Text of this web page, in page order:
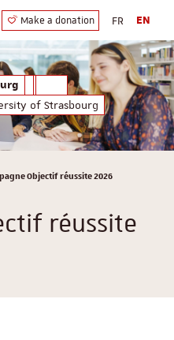
of Strasbourg
Make a donation FR EN
Objectif réussite 2026
réussite